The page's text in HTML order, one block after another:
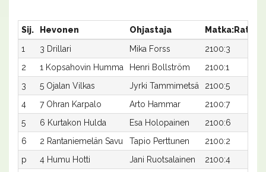
Sij. Hevonen Ohjastaja Matka:Rata
1
3 Drillari Mika Forss 2100:3
2
1 Kopsahovin Humma Henri Bollström 2100:1
3
5 Ojalan Vilkas Jyrki Tammimetsä 2100:5
4
7 Ohran Karpalo Arto Hammar 2100:7
5
6 Kurtakon Hulda Esa Holopainen 2100:6
6
2 Rantaniemelän Savu Tapio Perttunen 2100:2
p
4 Humu Hotti Jani Ruotsalainen 2100:4